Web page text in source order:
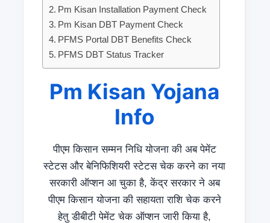
Pm Kisan Installation Payment Check
Pm Kisan DBT Payment Check
PFMS Portal DBT Benefits Check
PFMS DBT Status Tracker
Pm Kisan Yojana
Info
पीएम किसान सम्मन निधि योजना की अब पेमेंट
स्टेटस और बेनिफिशियरी स्टेटस चेक करने का नया
सरकारी ऑप्शन आ चुका है, केंद्र सरकार ने अब
पीएम किसान योजना की सहायता राशि चेक करने
हेतु डीबीटी पेमेंट चेक ऑप्शन जारी किया है,